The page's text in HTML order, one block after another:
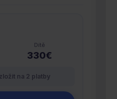
Dítě
330€
na 2 platby